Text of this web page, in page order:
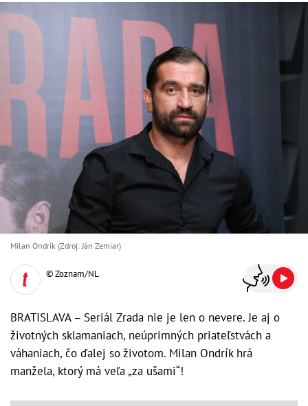
Milan Ondrík (Zdroj: Ján Zemiar)
© Zoznam/NL
BRATISLAVA – Seriál Zrada nie je len o nevere. Je aj o
životných sklamaniach, neúprimných priateľstvách a
váhaniach, čo ďalej so životom. Milan Ondrík hrá
manžela, ktorý má veľa „za ušami“!